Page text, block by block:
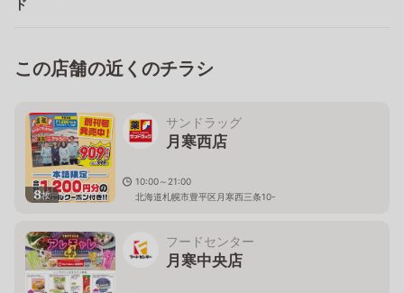
ド
この店舗の近くのチラシ
8枚
サンドラッグ
月寒西店
10:00～21:00
北海道札幌市豊平区月寒西三条10-
フードセンター
月寒中央店